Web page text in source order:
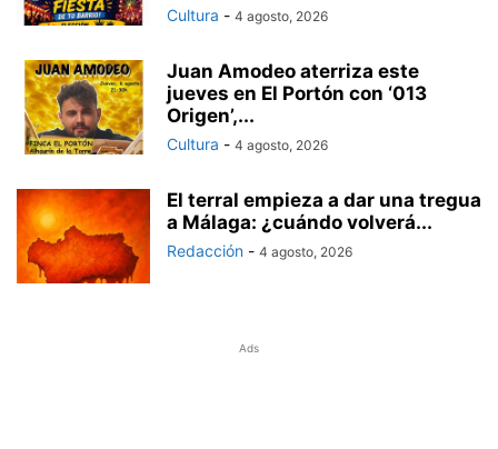
Cultura - 4 agosto, 2026
Juan Amodeo aterriza este
jueves en El Portón con ‘013
Origen’,...
Cultura - 4 agosto, 2026
El terral empieza a dar una tregua
a Málaga: ¿cuándo volverá...
Redacción - 4 agosto, 2026
Ads